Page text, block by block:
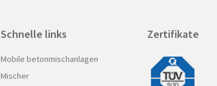
Schnelle links
Mobile betonmischanlagen
Mischer
Zertifikate